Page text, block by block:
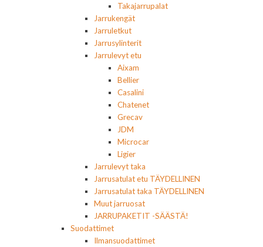
Takajarrupalat
Jarrukengät
Jarruletkut
Jarrusylinterit
Jarrulevyt etu
Aixam
Bellier
Casalini
Chatenet
Grecav
JDM
Microcar
Ligier
Jarrulevyt taka
Jarrusatulat etu TÄYDELLINEN
Jarrusatulat taka TÄYDELLINEN
Muut jarruosat
JARRUPAKETIT -SÄÄSTÄ!
Suodattimet
Ilmansuodattimet